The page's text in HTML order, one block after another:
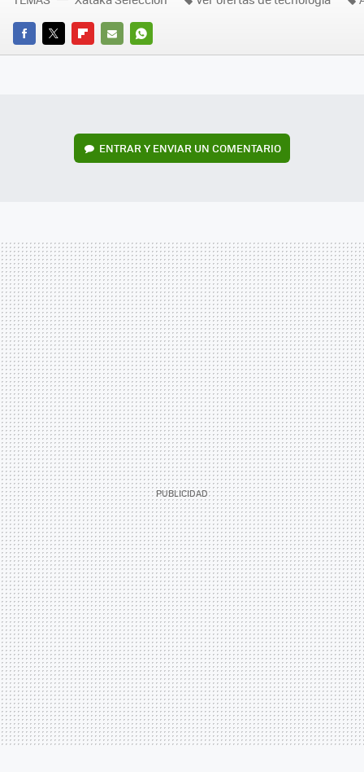
FACEBOOK
TWITTERFLIPBOARD
E-
WHATSAPP
ENTRAR Y ENVIAR UN COMENTARIO